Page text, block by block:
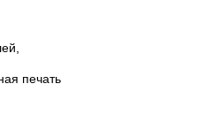
печать